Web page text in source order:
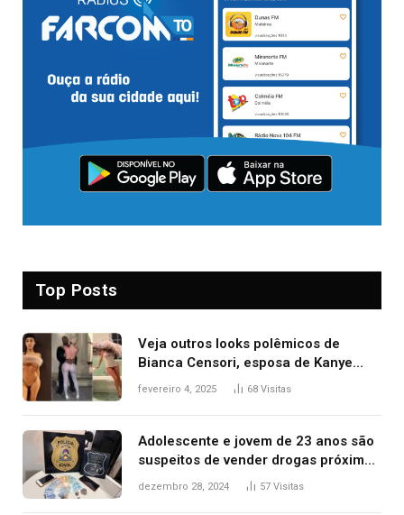
Top Posts
Veja outros looks polêmicos de
Bianca Censori, esposa de Kanye
West que apareceu nua no Grammy
fevereiro 4, 2025 68 Visitas
Adolescente e jovem de 23 anos são
suspeitos de vender drogas próximo
de delegacia e escola, diz polícia
dezembro 28, 2024 57 Visitas